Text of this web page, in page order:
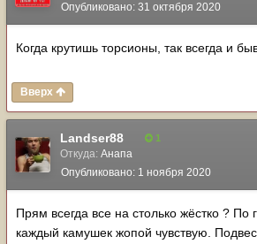
Опубликовано: 31 октября 2020
Когда крутишь торсионы, так всегда и
Вверх
Landser88 1
Откуда: Анапа
Опубликовано: 1 ноября 2020
Прям всегда все на столько жёстко ? По
каждый камушек жопой чувствую.